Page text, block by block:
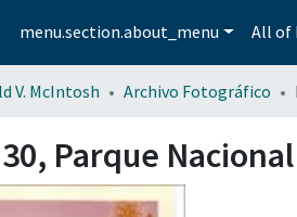
menu.section.about_menu All of
V. McIntosh Archivo Fotográfico
Parque